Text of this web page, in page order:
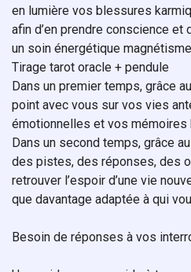
en lumière vos blessures
afin d’en prendre conscience
un soin énergétique magnétisme
Tirage tarot oracle + pendule
Dans un premier temps, grâce
point avec vous sur vos vies
émotionnelles et vos mémoires
Dans un second temps, grâce
des pistes, des réponses, des
retrouver l’espoir d’une vie
que davantage adaptée à qui
Besoin de réponses à vos